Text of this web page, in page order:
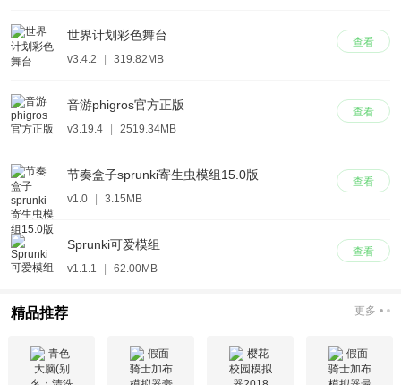
查看
世界计划彩色舞台
v3.4.2 319.82MB
查看
音游phigros官方正版
v3.19.4 2519.34MB
查看
节奏盒子sprunki寄生虫模组15.0版
v1.0 3.15MB
查看
Sprunki可爱模组
v1.1.1 62.00MB
精品推荐 更多